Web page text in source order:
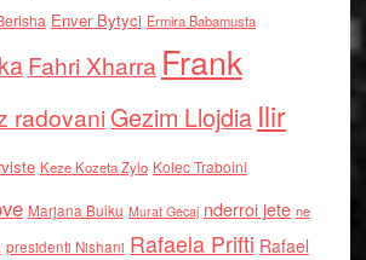
Enver Bytyci Ermira Babamusta
Fahri Xharra Frank
radovaniGezim Llojdia Ilir
Keze Kozeta Zylo Kolec Traboini
Marjana Bulku Murat Gecaj nderroi jete ne
presidenti Nishani Rafaela Prifti Rafael